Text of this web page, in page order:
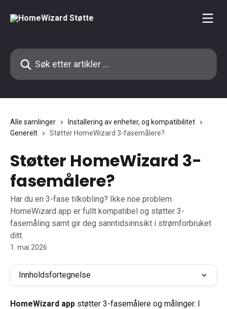
Søk etter artikler ...
Alle samlinger
Installering av enheter, og kompatibilitet
Generelt
Støtter HomeWizard 3-fasemålere?
Støtter HomeWizard 3-
fasemålere?
Har du en 3-fase tilkobling? Ikke noe problem.
HomeWizard app er fullt kompatibel og støtter 3-
fasemåling samt gir deg sanntidsinnsikt i strømforbruket
ditt.
1. mai 2026
Innholdsfortegnelse
HomeWizard app støtter 3-fasemålere og målinger. I